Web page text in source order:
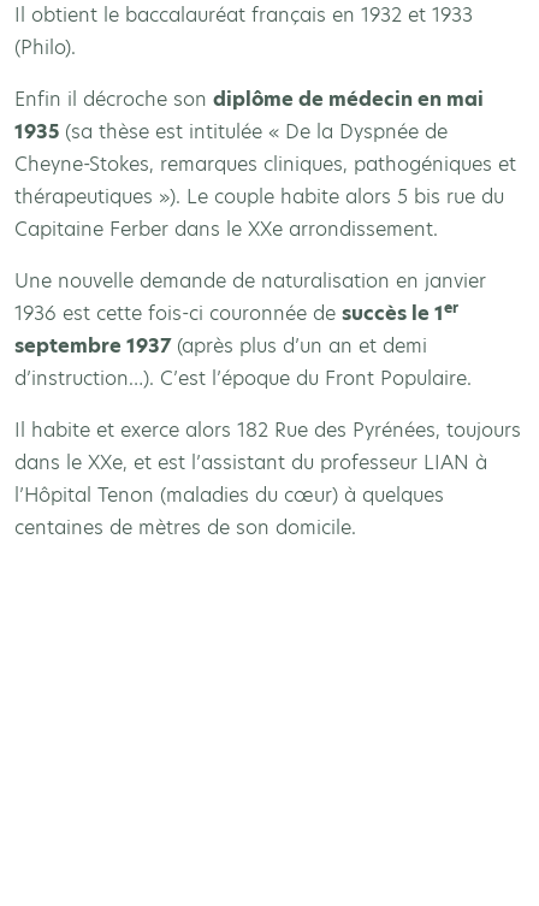
Il obtient le baccalauréat français en 1932 et 1933
(Philo).
Enfin il décroche son diplôme de médecin en mai
1935 (sa thèse est intitulée « De la Dyspnée de
Cheyne-Stokes, remarques cliniques, pathogéniques et
thérapeutiques »). Le couple habite alors 5 bis rue du
Capitaine Ferber dans le XXe arrondissement.
Une nouvelle demande de naturalisation en janvier
1936 est cette fois-ci couronnée de succès le 1er
septembre 1937 (après plus d’un an et demi
d’instruction…). C’est l’époque du Front Populaire.
Il habite et exerce alors 182 Rue des Pyrénées, toujours
dans le XXe, et est l’assistant du professeur LIAN à
l’Hôpital Tenon (maladies du cœur) à quelques
centaines de mètres de son domicile.